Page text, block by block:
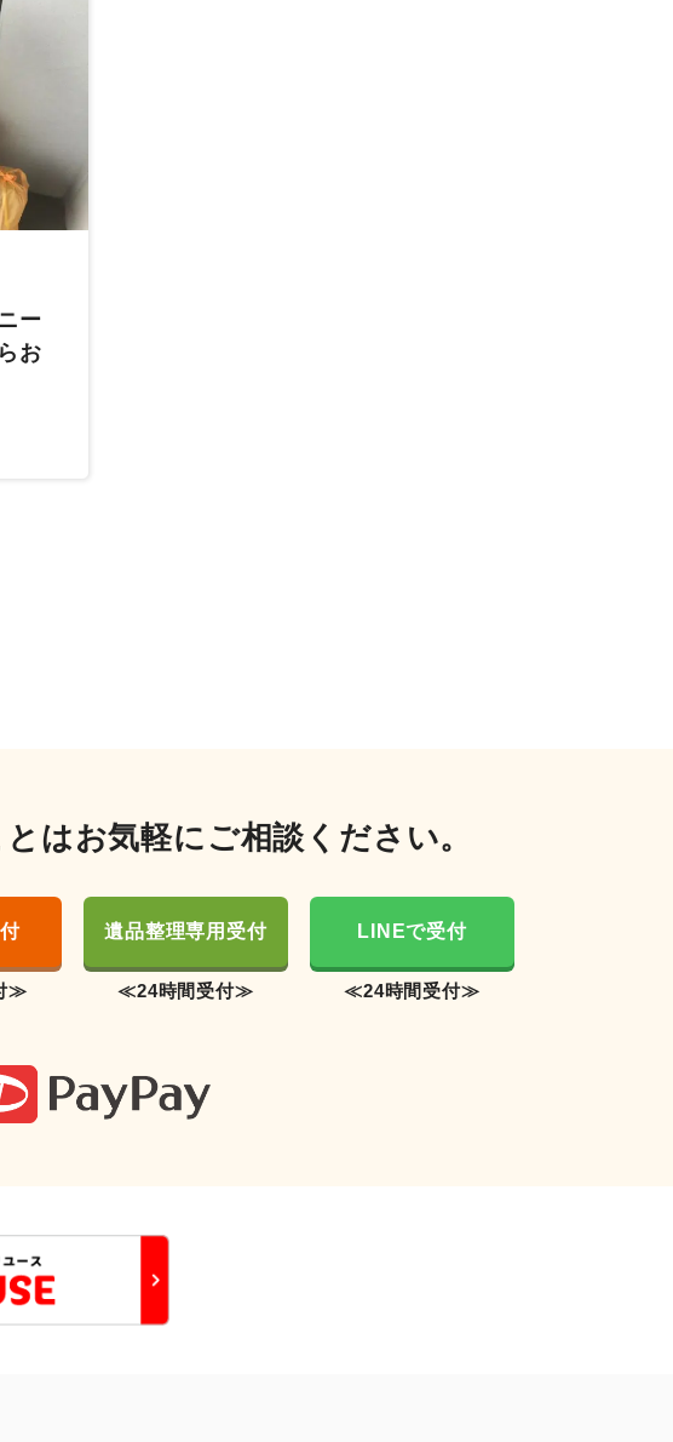
ー
お
はお気軽にご相談ください。
≫
遺品整理専用受付
≪24時間受付≫
LINEで受付
≪24時間受付≫